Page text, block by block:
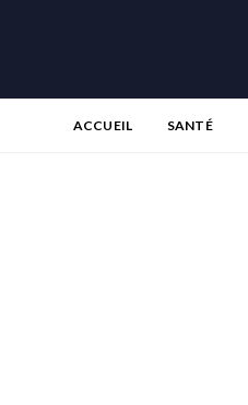
ACCUEIL SANTÉ